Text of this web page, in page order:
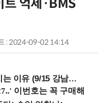
억제·BMS
: 2024-09-02 14:14
이유 (9/15 강남역)